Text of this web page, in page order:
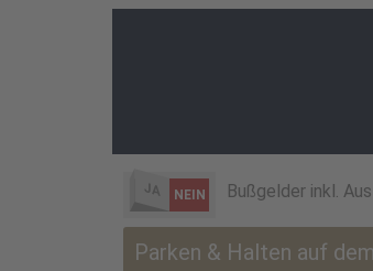
JA NEIN Bußgelder inkl.
Parken & Halten auf